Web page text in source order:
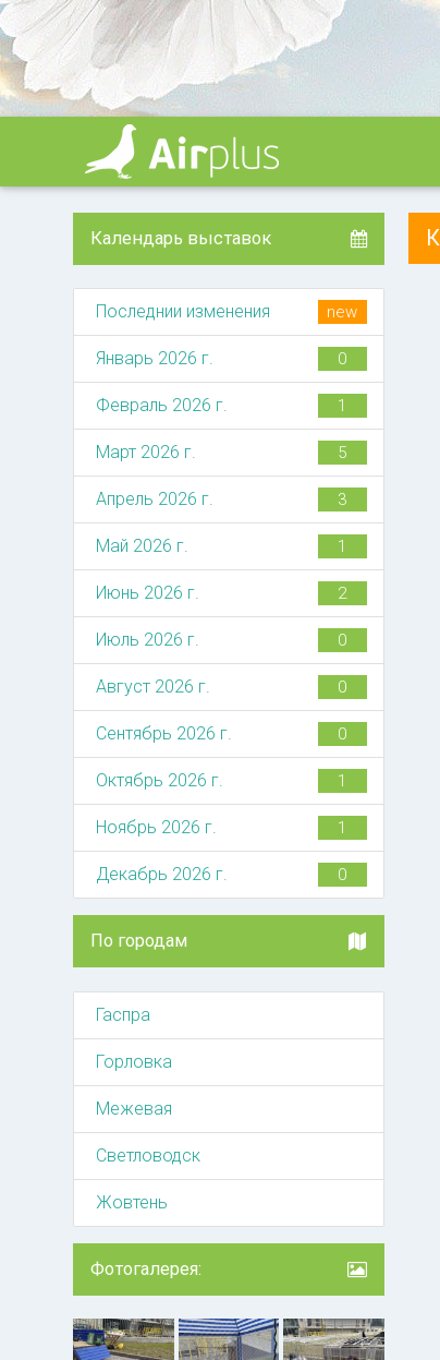
Календарь выставок
Последнии изменения new
Январь 2026 г. 0
Февраль 2026 г. 1
Март 2026 г. 5
Апрель 2026 г. 3
Май 2026 г. 1
Июнь 2026 г. 2
Июль 2026 г. 0
Август 2026 г. 0
Сентябрь 2026 г. 0
Октябрь 2026 г. 1
Ноябрь 2026 г. 1
Декабрь 2026 г. 0
По городам
Гаспра
Горловка
Межевая
Светловодск
Жовтень
Фотогалерея: